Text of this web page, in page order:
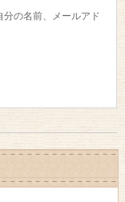
の名前、メールアド